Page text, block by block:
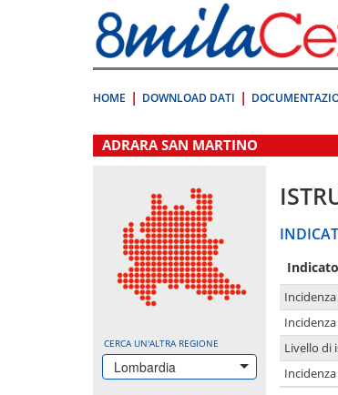
direttamente
a:
Contenuto
HOME DOWNLOAD DATI
.
ADRARA SAN MARTINO
CERCA UN'ALTRA REGIONE
Lombardia
Livello di